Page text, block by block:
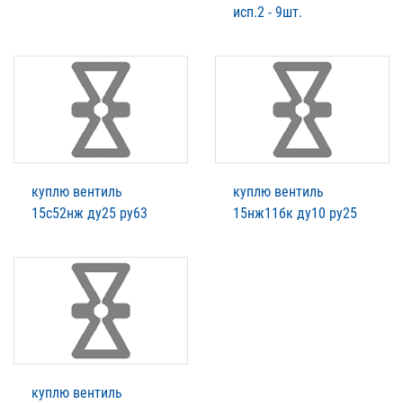
исп.2 - 9шт.
куплю вентиль
15с52нж ду25 ру63
куплю вентиль
15нж11бк ду10 ру25
куплю вентиль